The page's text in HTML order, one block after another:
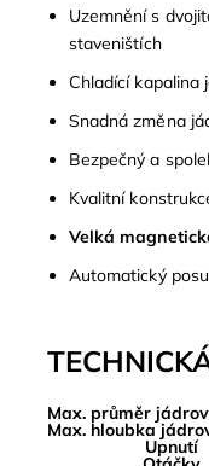
Uzemnění s
staveništích
Chladící kapalina
Snadná změna
Bezpečný a
Kvalitní
Velká
Automatický
Max. průměr
Max. hloubka
Upnutí